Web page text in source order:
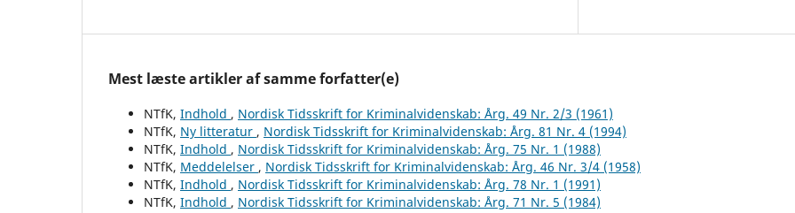
Mest læste artikler af samme forfatter(e)
NTfK, Indhold , Nordisk Tidsskrift for Kriminalvidenskab: Årg. 49 Nr. 2/3 (1961)
NTfK, Ny litteratur , Nordisk Tidsskrift for Kriminalvidenskab: Årg. 81 Nr. 4 (1994)
NTfK, Indhold , Nordisk Tidsskrift for Kriminalvidenskab: Årg. 75 Nr. 1 (1988)
NTfK, Meddelelser , Nordisk Tidsskrift for Kriminalvidenskab: Årg. 46 Nr. 3/4 (1958)
NTfK, Indhold , Nordisk Tidsskrift for Kriminalvidenskab: Årg. 78 Nr. 1 (1991)
NTfK, Indhold , Nordisk Tidsskrift for Kriminalvidenskab: Årg. 71 Nr. 5 (1984)